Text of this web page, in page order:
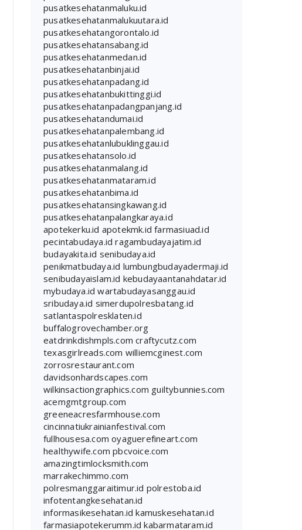
pusatkesehatanmaluku.id
pusatkesehatanmalukuutara.id
pusatkesehatangorontalo.id
pusatkesehatansabang.id
pusatkesehatanmedan.id
pusatkesehatanbinjai.id
pusatkesehatanpadang.id
pusatkesehatanbukittinggi.id
pusatkesehatanpadangpanjang.id
pusatkesehatandumai.id
pusatkesehatanpalembang.id
pusatkesehatanlubuklinggau.id
pusatkesehatansolo.id
pusatkesehatanmalang.id
pusatkesehatanmataram.id
pusatkesehatanbima.id
pusatkesehatansingkawang.id
pusatkesehatanpalangkaraya.id
apotekerku.id apotekmk.id farmasiuad.id
pecintabudaya.id ragambudayajatim.id
budayakita.id senibudaya.id
penikmatbudaya.id lumbungbudayadermaji.id
senibudayaislam.id kebudayaantanahdatar.id
mybudaya.id wartabudayasanggau.id
sribudaya.id simerdupolresbatang.id
satlantaspolresklaten.id
buffalogrovechamber.org
eatdrinkdishmpls.com craftycutz.com
texasgirlreads.com williemcginest.com
zorrosrestaurant.com
davidsonhardscapes.com
wilkinsactiongraphics.com guiltybunnies.com
acemgmtgroup.com
greeneacresfarmhouse.com
cincinnatiukrainianfestival.com
fullhousesa.com oyaguerefineart.com
healthywife.com pbcvoice.com
amazingtimlocksmith.com
marrakechimmo.com
polresmanggaraitimur.id polrestoba.id
infotentangkesehatan.id
informasikesehatan.id kamuskesehatan.id
farmasiapotekerumm.id kabarmataram.id